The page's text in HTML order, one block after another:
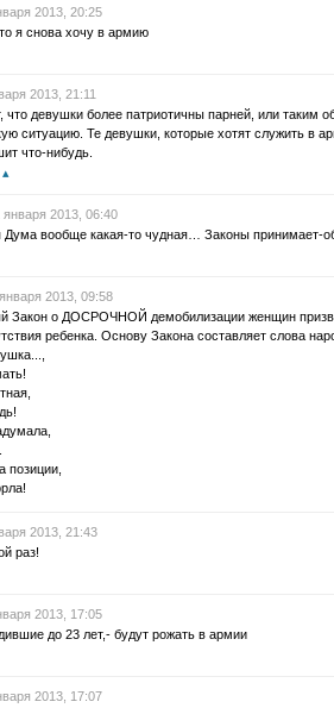
2013, 20:25
я снова хочу в армию
2013, 21:11
что девушки более патриотичны парней, или таким
ситуацию. Те девушки, которые хотят служить в
что-нибудь.
января 2013, 06:40
вообще какая-то чудная… Законы
2013, 09:58
Закон о ДОСРОЧНОЙ демобилизации женщин
ребенка. Основу Закона составляет слова
позиции,
2013, 21:43
раз!
2013, 17:05
до 23 лет,- будут рожать в армии
2013, 17:07